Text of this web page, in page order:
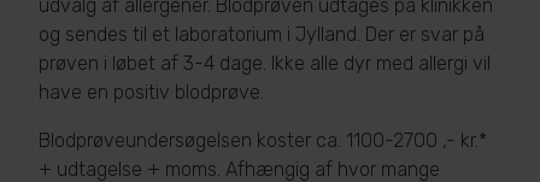
udvalg af allergener. Blodprøven udtages på klinikken
og sendes til et laboratorium i Jylland. Der er svar på
prøven i løbet af 3-4 dage. Ikke alle dyr med allergi vil
have en positiv blodprøve.
Blodprøveundersøgelsen koster ca. 1100-2700 ,- kr.*
+ udtagelse + moms. Afhængig af hvor mange